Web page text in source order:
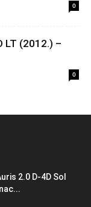
0
LT (2012.) –
0
2.0 D-4D Sol